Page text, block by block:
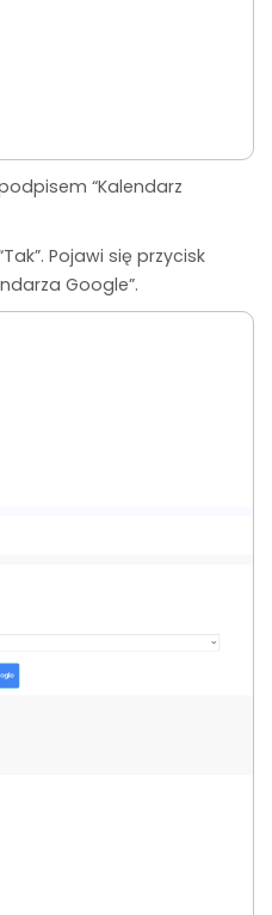
“Kalendarz
Pojawi się przycisk
Google”.